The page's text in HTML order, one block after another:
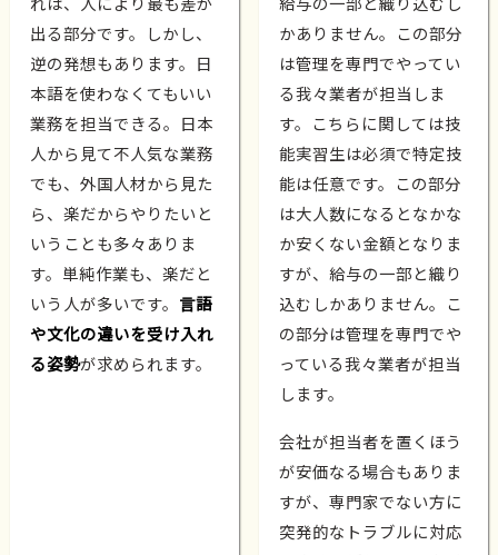
出る部分です。しかし、
逆の発想もあります。日
本語を使わなくてもいい
業務を担当できる。日本
人から見て不人気な業務
でも、外国人材から見た
ら、楽だからやりたいと
いうことも多々ありま
す。単純作業も、楽だと
いう人が多いです。 言語
や文化の違いを受け入れ
る姿勢が求められます。
かありません。この部分
は管理を専門でやってい
る我々業者が担当しま
す。こちらに関しては技
能実習生は必須で特定技
能は任意です。この部分
は大人数になるとなかな
か安くない金額となりま
すが、給与の一部と織り
込むしかありません。こ
の部分は管理を専門でや
っている我々業者が担当
します。
会社が担当者を置くほう
が安価なる場合もありま
すが、専門家でない方に
突発的なトラブルに対応